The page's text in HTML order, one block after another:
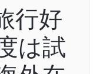
行好
は試